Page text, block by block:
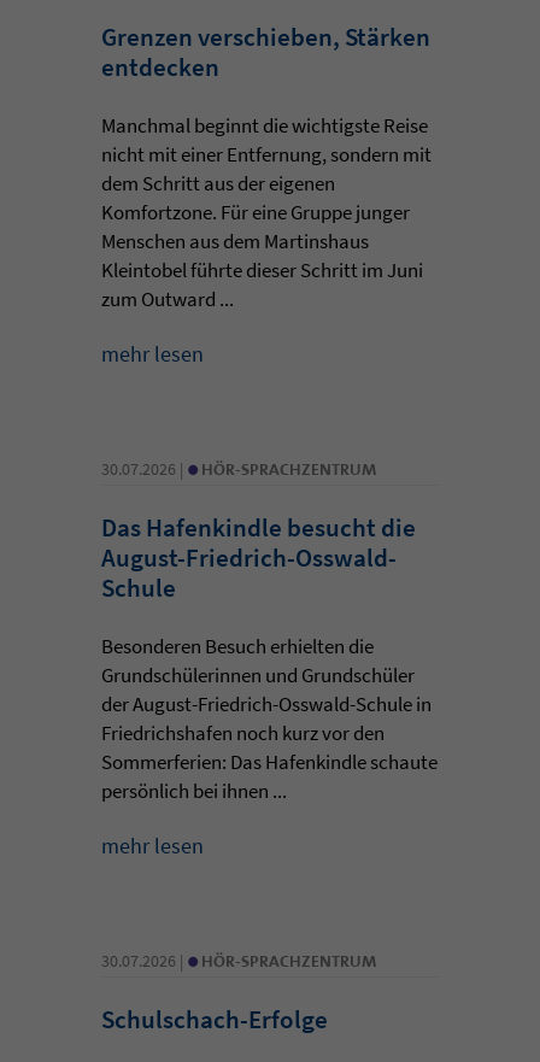
Grenzen verschieben, Stärken
entdecken
Manchmal beginnt die wichtigste Reise
nicht mit einer Entfernung, sondern mit
dem Schritt aus der eigenen
Komfortzone. Für eine Gruppe junger
Menschen aus dem Martinshaus
Kleintobel führte dieser Schritt im Juni
zum Outward ...
mehr lesen
30.07.2026 | • HÖR-SPRACHZENTRUM
Das Hafenkindle besucht die
August-Friedrich-Osswald-
Schule
Besonderen Besuch erhielten die
Grundschülerinnen und Grundschüler
der August-Friedrich-Osswald-Schule in
Friedrichshafen noch kurz vor den
Sommerferien: Das Hafenkindle schaute
persönlich bei ihnen ...
mehr lesen
30.07.2026 | • HÖR-SPRACHZENTRUM
Schulschach-Erfolge